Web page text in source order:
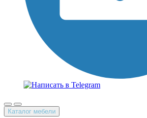
Каталог мебели